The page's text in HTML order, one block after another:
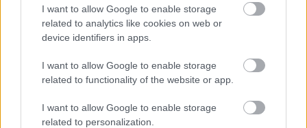
I want to allow Google to enable storage
related to analytics like cookies on web or
device identifiers in apps.
I want to allow Google to enable storage
related to functionality of the website or app.
I want to allow Google to enable storage
related to personalization.
Műholdfelvételek az Európát
beterítő hőségről
Európa Pont•2026. július 10.
Magunk mögött hagytuk a nyár első pusztító